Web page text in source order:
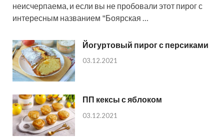
неисчерпаема, и если вы не пробовали этот пирог с
интересным названием "Боярская …
Йогуртовый пирог с персиками
03.12.2021
ПП кексы с яблоком
03.12.2021